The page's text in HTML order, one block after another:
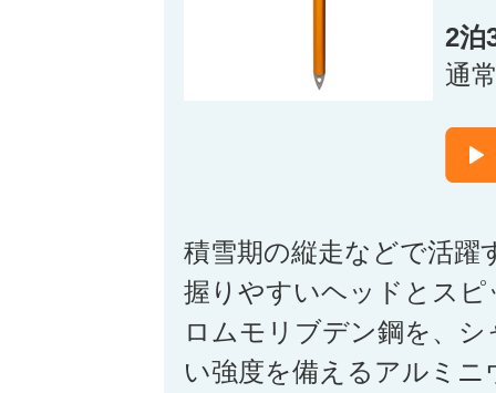
2泊
通
積雪期の縦走などで活躍
握りやすいヘッドとス
ロムモリブデン鋼を、
い強度を備えるアルミ